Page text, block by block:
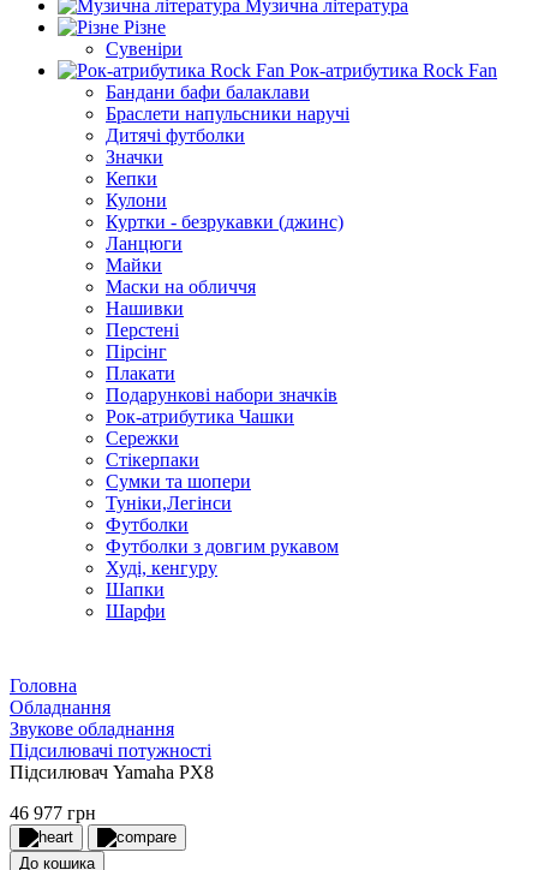
Музична література
Різне
Сувеніри
Рок-атрибутика Rock Fan
Бандани бафи балаклави
Браслети напульсники наручі
Дитячі футболки
Значки
Кепки
Кулони
Куртки - безрукавки (джинс)
Ланцюги
Майки
Маски на обличчя
Нашивки
Перстені
Пірсінг
Плакати
Подарункові набори значків
Рок-атрибутика Чашки
Сережки
Стікерпаки
Сумки та шопери
Туніки,Легінси
Футболки
Футболки з довгим рукавом
Худі, кенгуру
Шапки
Шарфи
Головна
Обладнання
Звукове обладнання
Підсилювачі потужності
Підсилювач Yamaha PX8
46 977 грн
До кошика